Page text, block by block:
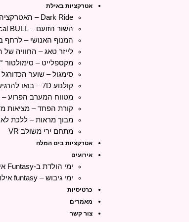
אטרקציות באילת
Dark Ride – האטרקציה הכי מטריפה בארץ
השור הזועם – Mechanical BULL
המנוף האנושי – לרחף
לייזר טאג – החוויה
מקספלייט – סימולטור 360°
סימגול – שוער הכדורגל
קולנוע 7D – בואו להרגיש בתוך סרט
מטווח המערב הפרוע –
קורת הפחד – מציאות
מבוך מראות – ללכת
מתחם ירי משולב VR
אטרקציות בים המלח
אירועים
ימי הולדת ב-Funtasy אילת
ימי גיבוש – funtasy אילת
כרטיסיות
מאמרים
צור קשר